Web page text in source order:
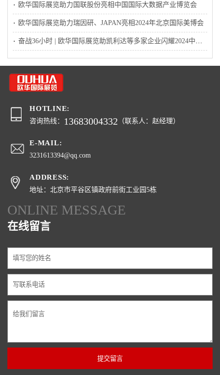
欧华国际展览助力国联股份亮相中国国际大数据产业博览会
欧华国际展览助力瑞因研、JAPAN亮相2024年北京国际美博会
HOTLINE:
咨询热线： 13683004332 （联系人：赵经理）
E-MAIL:
3231613394@qq.com
ADDRESS:
地址：北京市平谷区镇政府前街工业园5栋
ONLINE MESSAGE
在线留言
提交留言